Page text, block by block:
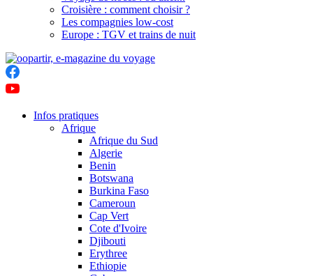
Croisière : comment choisir ?
Les compagnies low-cost
Europe : TGV et trains de nuit
Infos pratiques
Afrique
Afrique du Sud
Algerie
Benin
Botswana
Burkina Faso
Cameroun
Cap Vert
Cote d'Ivoire
Djibouti
Erythree
Ethiopie